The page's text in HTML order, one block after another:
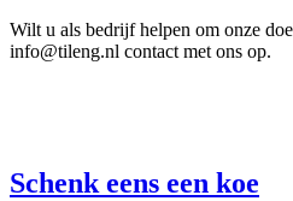
Wilt u als bedrijf helpen om onze
info@tileng.nl contact met ons op.
Schenk eens een koe